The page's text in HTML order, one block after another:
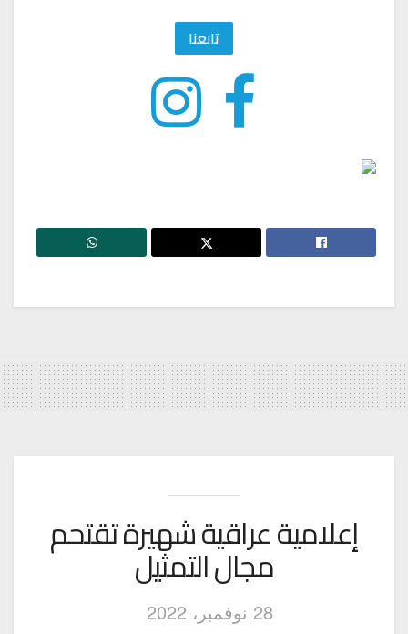
تابعنا
إعلامية عراقية شهيرة تقتحم
مجال التمثيل
28 نوفمبر، 2022